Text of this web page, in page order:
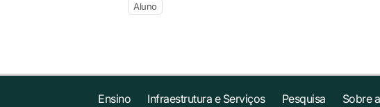
Aluno
Ensino Infraestrutura e Serviços Pesquisa Sobre